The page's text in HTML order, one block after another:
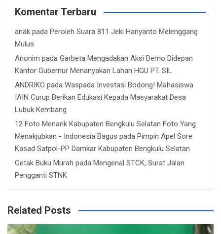
Komentar Terbaru
anak pada Peroleh Suara 811 Jeki Hariyanto Melenggang
Mulus
Anonim pada Garbeta Mengadakan Aksi Demo Didepan
Kantor Gubernur Menanyakan Lahan HGU PT. SIL
ANDRIKO pada Waspada Investasi Bodong! Mahasiswa
IAIN Curup Berikan Edukasi Kepada Masyarakat Desa
Lubuk Kembang
12 Foto Menarik Kabupaten Bengkulu Selatan Foto Yang
Menakjubkan - Indonesia Bagus pada Pimpin Apel Sore
Kasad Satpol-PP Damkar Kabupaten Bengkulu Selatan
Cetak Buku Murah pada Mengenal STCK, Surat Jalan
Pengganti STNK
Related Posts